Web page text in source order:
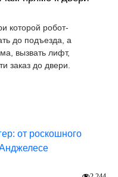
которой робот-
до подъезда, а
вызвать лифт,
заказ до двери.